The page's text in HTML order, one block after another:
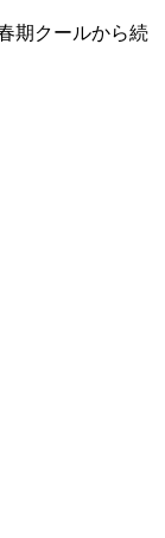
期クールから続